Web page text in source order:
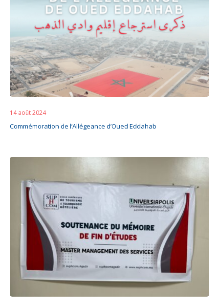
14 août 2024
Commémoration de l’Allégeance d’Oued Eddahab